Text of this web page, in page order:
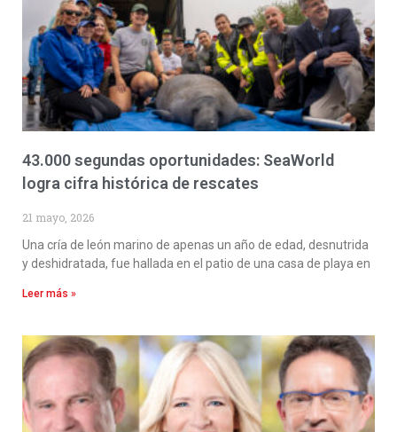
43.000 segundas oportunidades: SeaWorld
logra cifra histórica de rescates
21 mayo, 2026
Una cría de león marino de apenas un año de edad, desnutrida
y deshidratada, fue hallada en el patio de una casa de playa en
Leer más »